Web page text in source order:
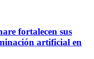
fortalecen sus
artificial en